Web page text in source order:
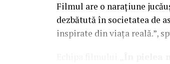
Filmul are o narațiune
dezbătută în societatea de
inspirate din viața reală.”,